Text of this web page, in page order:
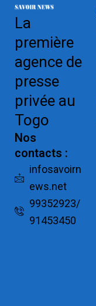
La
première
agence de
presse
privée au
Togo
Nos
contacts :
infosavoirn
ews.net
99352923/
91453450